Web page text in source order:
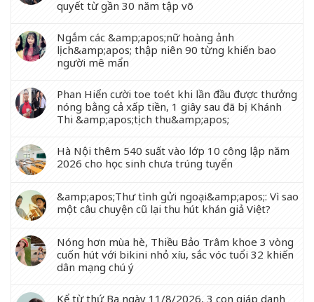
quyết từ gần 30 năm tập võ
Ngắm các &amp;apos;nữ hoàng ảnh
lịch&amp;apos; thập niên 90 từng khiến bao
người mê mẩn
Phan Hiển cười toe toét khi lần đầu được thưởng
nóng bằng cả xấp tiền, 1 giây sau đã bị Khánh
Thi &amp;apos;tịch thu&amp;apos;
Hà Nội thêm 540 suất vào lớp 10 công lập năm
2026 cho học sinh chưa trúng tuyển
&amp;apos;Thư tình gửi ngoại&amp;apos;: Vì sao
một câu chuyện cũ lại thu hút khán giả Việt?
Nóng hơn mùa hè, Thiều Bảo Trâm khoe 3 vòng
cuốn hút với bikini nhỏ xíu, sắc vóc tuổi 32 khiến
dân mạng chú ý
Kể từ thứ Ba ngày 11/8/2026, 3 con giáp danh